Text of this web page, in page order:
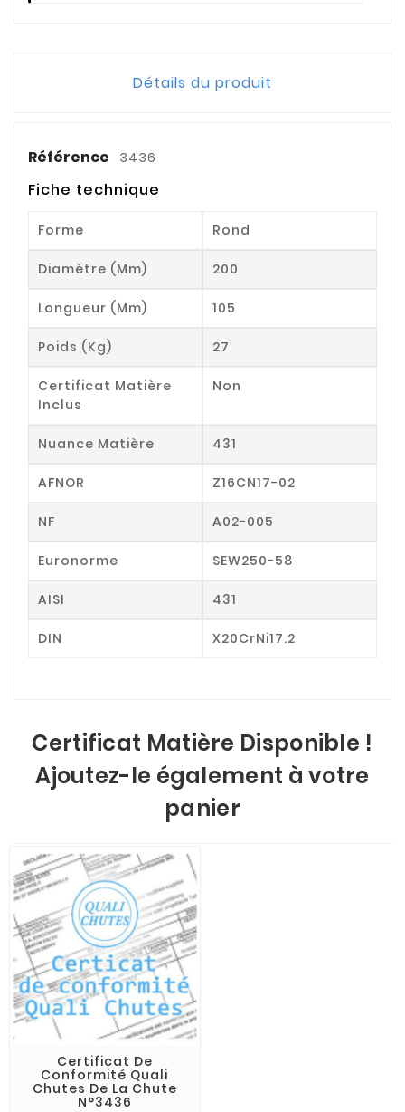
Détails du produit
Référence 3436
Fiche technique
Forme Rond
Diamètre (mm) 200
Longueur (mm) 105
Poids (kg) 27
Certificat Matière
Inclus
Non
Nuance Matière 431
AFNOR Z16CN17-02
NF A02-005
Euronorme SEW250-58
AISI 431
DIN X20CrNi17.2
Certificat Matière Disponible !
Ajoutez-le également à votre
panier
Certificat De
Conformité Quali
Chutes De La Chute
N°3436